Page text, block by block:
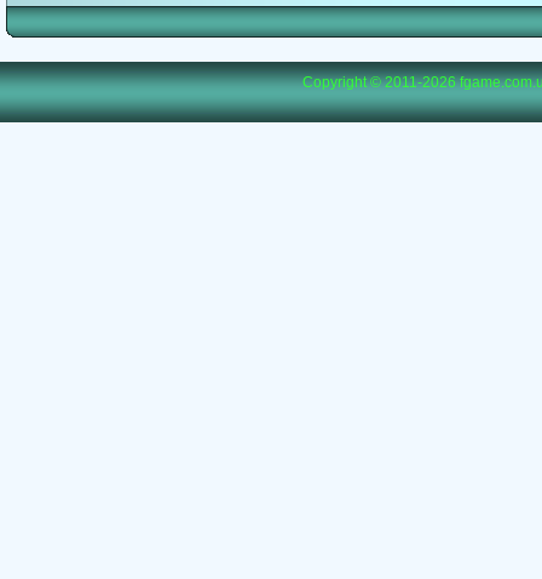
Copyright © 2011-2026